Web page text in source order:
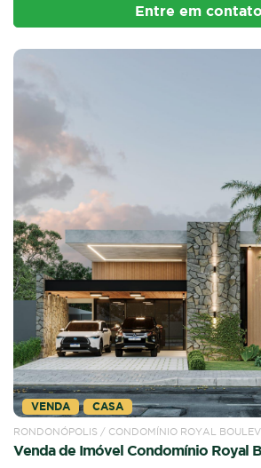
Entre em contato
VENDA CASA
RONDONÓPOLIS / CONDOMÍNIO ROYAL
Venda de Imóvel Condomínio Royal